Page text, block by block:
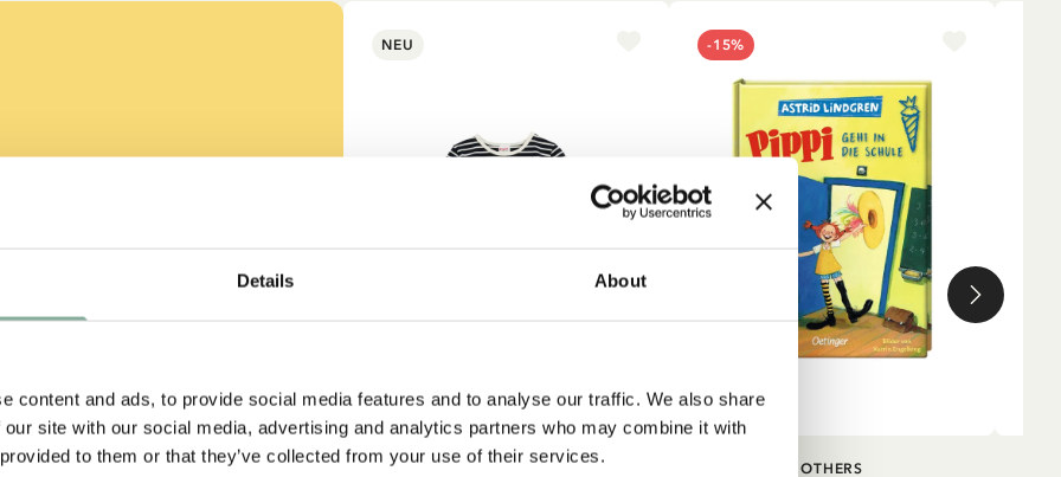
Details About
content and ads, to provide social media features and to analyse our traffic. We also share
site with our social media, advertising and analytics partners who may combine it with
to them or that they’ve collected from your use of their services.
NEU
IN DEN
PIPPI LANGSTRUMPF
-15%
IN DEN WARENKORB
OTHERS